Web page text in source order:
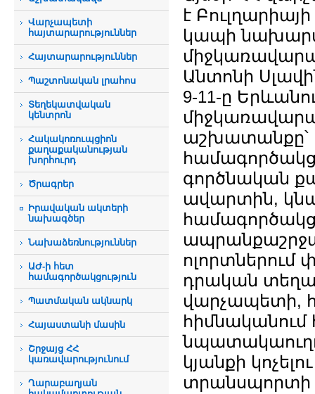
Վարչապետի
հայտարարություններ
Հայտարարություններ
Պաշտոնական լրահոս
Տեղեկատվական
կենտրոն
Հակակոռուպցիոն
քաղաքականության
խորհուրդ
Ծրագրեր
Իրավական ակտերի
նախագծեր
Նախաձեռնություններ
ԱԺ-ի հետ
համագործակցություն
Պատմական ակնարկ
Հայաստանի մասին
Շրջայց ՀՀ
կառավարությունում
Ղարաբաղյան
է
կապի
Անտոնի
9-11-ը
աշխատանքը՝
գործնական
ավարտին,
ոլորտներում
դրական
վարչապետի,
հիմնականում
կյանքի